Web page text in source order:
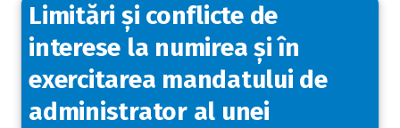
Limitări și conflicte de
interese la numirea și în
exercitarea mandatului de
administrator al unei